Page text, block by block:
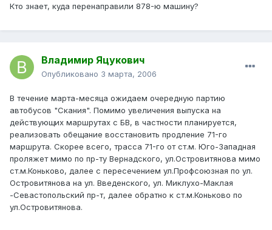
Кто знает, куда перенаправили 878-ю машину?
Владимир Яцукович
Опубликовано 3 марта, 2006
В течение марта-месяца ожидаем очередную партию
автобусов "Скания". Помимо увеличения выпуска на
действующих маршрутах с БВ, в частности планируется,
реализовать обещание восстановить продление 71-го
маршрута. Скорее всего, трасса 71-го от ст.м. Юго-Западная
проляжет мимо по пр-ту Вернадского, ул.Островитянова мимо
ст.м.Коньково, далее с пересечением ул.Профсоюзная по ул.
Островитянова на ул. Введенского, ул. Миклухо-Маклая
-Севастопольский пр-т, далее обратно к ст.м.Коньково по
ул.Островитянова.